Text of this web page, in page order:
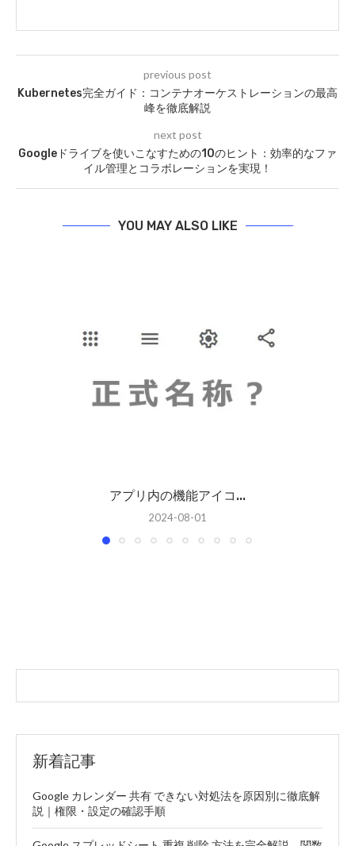
previous post
Kubernetes完全ガイド：コンテナオーケストレーションの最高
峰を徹底解説
next post
Googleドライブを使いこなすための10のヒント：効率的なファ
イル管理とコラボレーションを実現！
YOU MAY ALSO LIKE
アプリ内の機能アイコ...
2024-08-01
新着記事
Google カレンダー 共有 できない対処法を原因別に徹底解
説｜権限・設定の確認手順